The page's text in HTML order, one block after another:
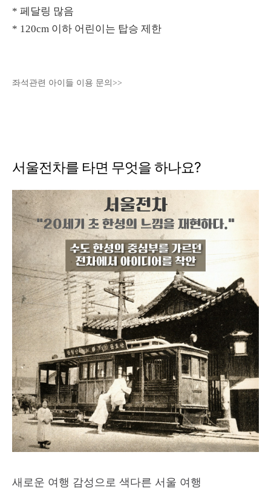
* 페달링 많음
* 120cm 이하 어린이는 탑승 제한
좌석관련 아이들 이용 문의>>
서울전차를 타면 무엇을 하나요?
새로운 여행 감성으로 색다른 서울 여행